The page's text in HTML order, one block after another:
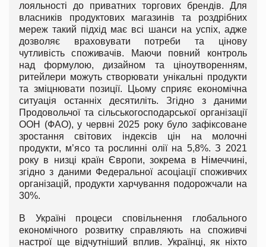
лояльності до приватних торгових брендів. Для
власників продуктових магазинів та роздрібних
мереж такий підхід має всі шанси на успіх, адже
дозволяє враховувати потреби та цінову
чутливість споживачів. Маючи повний контроль
над формулою, дизайном та ціноутворенням,
ритейлери можуть створювати унікальні продукти
та зміцнювати позиції. Цьому сприяє економічна
ситуація останніх десятиліть. Згідно з даними
Продовольчої та сільськогосподарської організації
ООН (ФАО), у червні 2025 року було зафіксоване
зростання світових індексів цін на молочні
продукти, м’ясо та рослинні олії на 5,8%. З 2021
року в низці країн Європи, зокрема в Німеччині,
згідно з даними Федеральної асоціації споживчих
організацій, продукти харчування подорожчали на
30%.
В Україні процеси сповільнення глобального
економічного розвитку справляють на споживчі
настрої ще відчутніший вплив. Українці, як ніхто